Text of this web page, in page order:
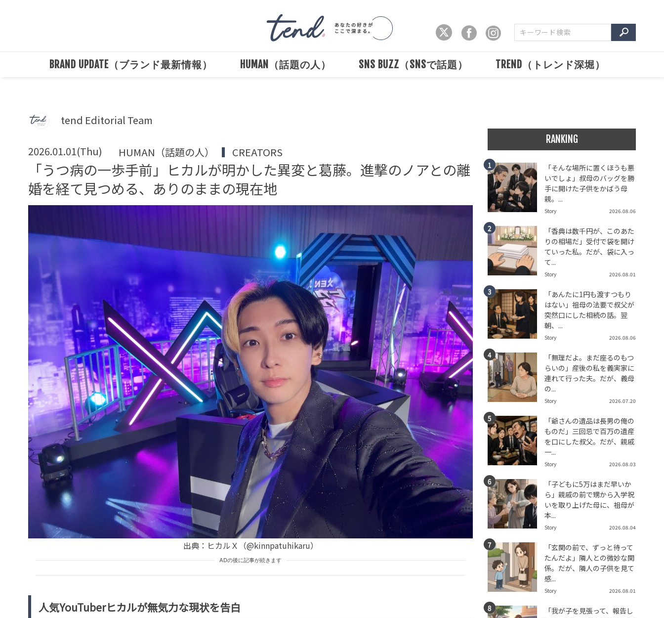
BRAND UPDATE（ブランド最新情報） HUMAN（話題の人） SNS BUZZ（SNSで話題） TREND（トレンド深堀）
tend Editorial Team
2026.01.01(Thu) HUMAN（話題の人） CREATORS
「うつ病の一歩手前」ヒカルが明かした異変と葛藤。進撃のノアとの離
婚を経て見つめる、ありのままの現在地
出典：ヒカルＸ（@kinnpatuhikaru）
ADの後に記事が続きます
人気YouTuberヒカルが無気力な現状を告白
RANKING
「そんな場所に置くほうも悪
いでしょ」叔母のバッグを勝
手に開けた子供をかばう母
親。...
Story 2026.08.06
「香典は数千円が、このあた
りの相場だ」受付で袋を開け
ていった私。だが、袋に入っ
て...
Story 2026.08.01
「あんたに1円も渡すつもり
はない」祖母の法要で叔父が
突然口にした相続の話。翌
朝、...
Story 2026.08.06
「無理だよ。まだ座るのもつ
らいの」産後の私を義実家に
連れて行った夫。だが、義母
の...
Story 2026.07.20
「爺さんの遺品は長男の俺の
ものだ」三回忌で百万の遺産
を口にした叔父。だが、親戚
一...
Story 2026.08.03
「子どもに5万はまだ早いか
ら」親戚の前で甥から入学祝
いを取り上げた母に、祖母が
本...
Story 2026.08.04
「玄関の前で、ずっと待って
たんだよ」隣人との微妙な関
係。だが、隣人の子供を見て
感...
Story 2026.08.01
「我が子を見張って、報告し